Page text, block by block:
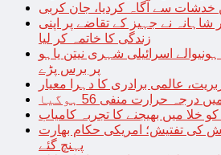
خدشات سے آگاہ کردیا، جان کربی
ڈاکٹر شاہانہ نے جہیز کے تقاضے پر اپنی
زندگی کا خاتمہ کر لیا
اسرائیلی شہری نیتن یاہو
پر برس پڑے
عالمی برادری کا دہرا معیار
درجہ حرارت منفی 56 ہوگیا
کو خلا میں بھیجنے کا تجربہ کامیاب
کی تفتیش؛ امریکی حکام بھارت
پہنچ گئے